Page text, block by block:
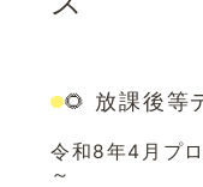
🌻 放課後等
令和8年4月プ
～